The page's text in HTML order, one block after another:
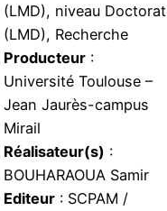
(LMD), niveau Doctorat
(LMD), Recherche
Producteur :
Université Toulouse –
Jean Jaurès-campus
Mirail
Réalisateur(s) :
BOUHARAOUA Samir
Editeur : SCPAM /